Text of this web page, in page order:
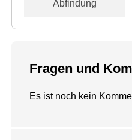
Fragen und
Es ist noch kein